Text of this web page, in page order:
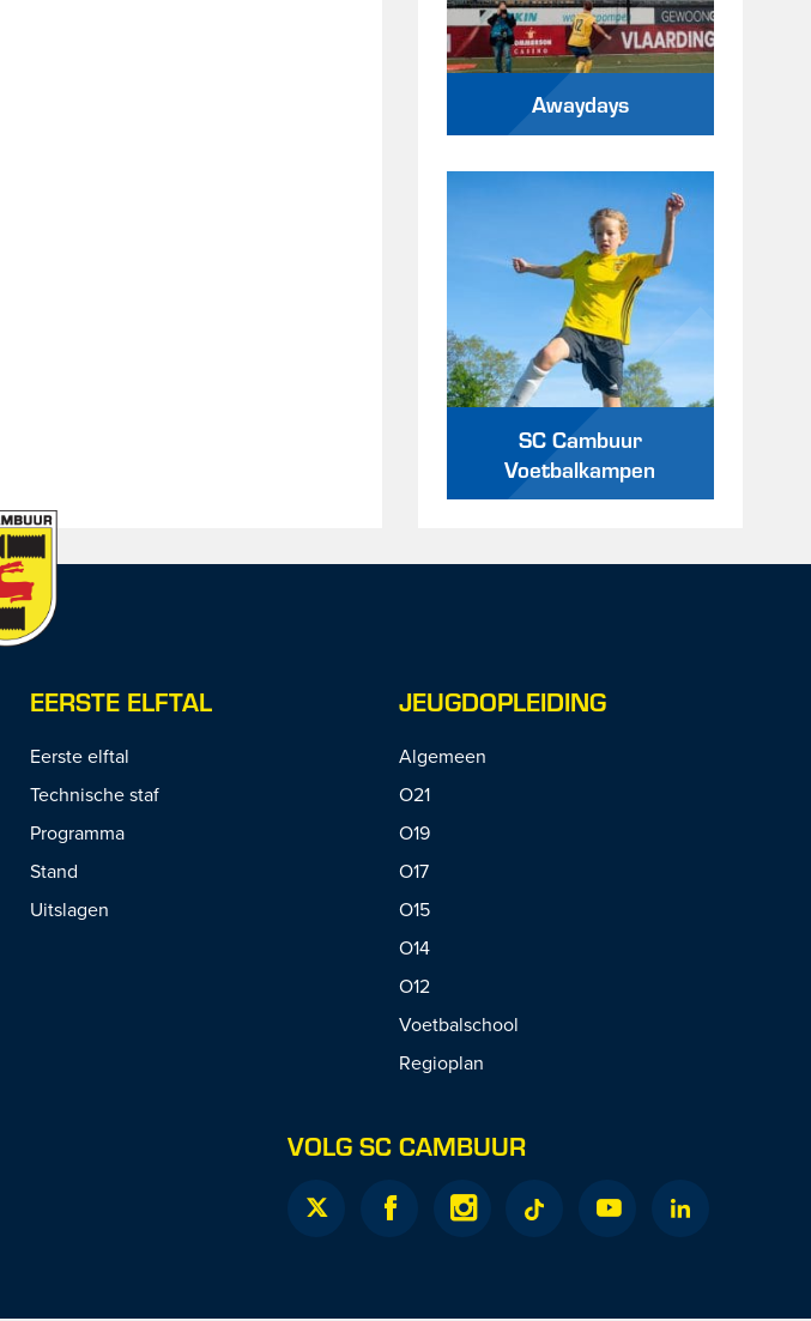
Awaydays
SC Cambuur
Voetbalkampen
EERSTE ELFTAL
Eerste elftal
Technische staf
Programma
Stand
Uitslagen
JEUGDOPLEIDING
Algemeen
O21
O19
O17
O15
O14
O12
Voetbalschool
Regioplan
VOLG SC CAMBUUR